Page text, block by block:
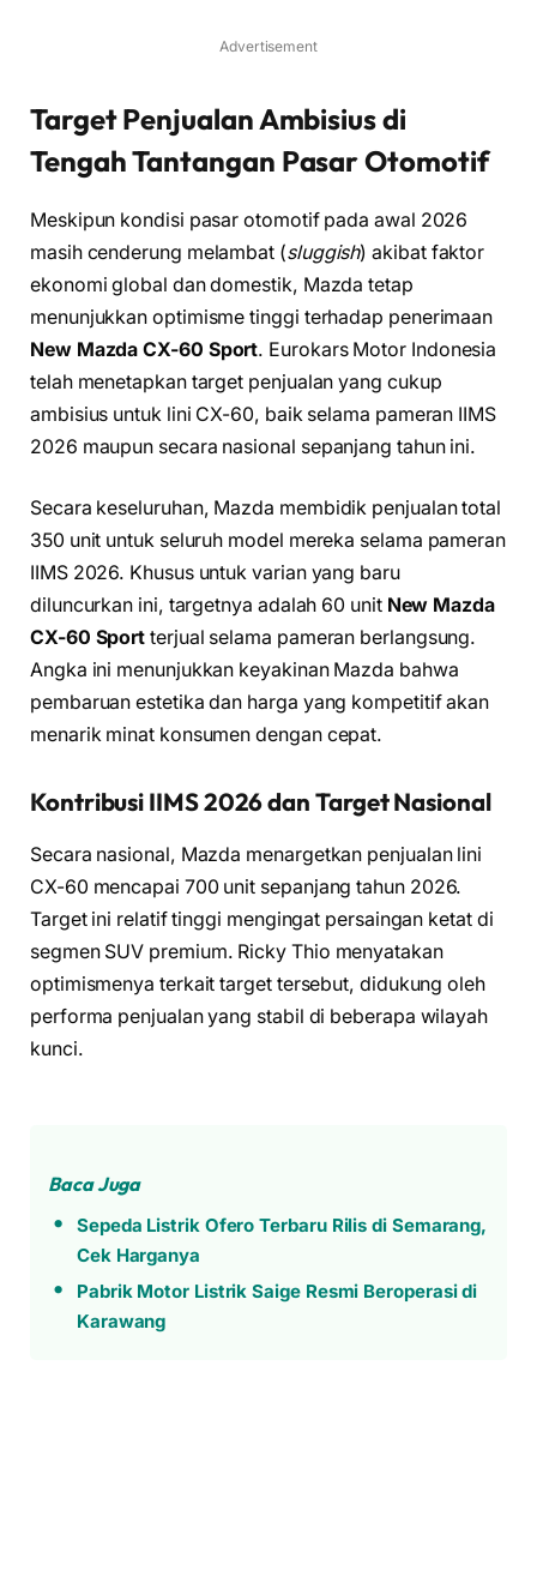
Advertisement
Target Penjualan Ambisius di
Tengah Tantangan Pasar Otomotif
Meskipun kondisi pasar otomotif pada awal 2026
masih cenderung melambat (sluggish) akibat faktor
ekonomi global dan domestik, Mazda tetap
menunjukkan optimisme tinggi terhadap penerimaan
New Mazda CX-60 Sport. Eurokars Motor Indonesia
telah menetapkan target penjualan yang cukup
ambisius untuk lini CX-60, baik selama pameran IIMS
2026 maupun secara nasional sepanjang tahun ini.
Secara keseluruhan, Mazda membidik penjualan total
350 unit untuk seluruh model mereka selama pameran
IIMS 2026. Khusus untuk varian yang baru
diluncurkan ini, targetnya adalah 60 unit New Mazda
CX-60 Sport terjual selama pameran berlangsung.
Angka ini menunjukkan keyakinan Mazda bahwa
pembaruan estetika dan harga yang kompetitif akan
menarik minat konsumen dengan cepat.
Kontribusi IIMS 2026 dan Target Nasional
Secara nasional, Mazda menargetkan penjualan lini
CX-60 mencapai 700 unit sepanjang tahun 2026.
Target ini relatif tinggi mengingat persaingan ketat di
segmen SUV premium. Ricky Thio menyatakan
optimismenya terkait target tersebut, didukung oleh
performa penjualan yang stabil di beberapa wilayah
kunci.
Baca Juga
Sepeda Listrik Ofero Terbaru Rilis di Semarang,
Cek Harganya
Pabrik Motor Listrik Saige Resmi Beroperasi di
Karawang